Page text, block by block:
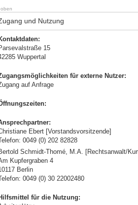
und Nutzung
15
Wuppertal
für externe Nutzer:
auf Anfrage
Ebert [Vorstandsvorsitzende]
0049 (0) 202 82828
Schmidt-Thomé, M.A. [Rechtsanwalt/
Kupfergraben 4
Berlin
0049 (0) 30 22002480
für die Nutzung: